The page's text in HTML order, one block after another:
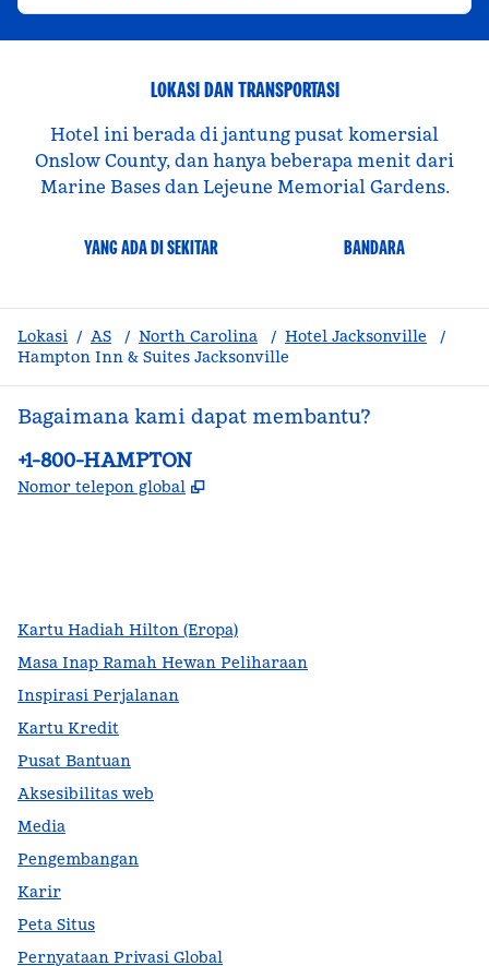
LOKASI DAN TRANSPORTASI
Hotel ini berada di jantung pusat komersial
Onslow County, dan hanya beberapa menit dari
Marine Bases dan Lejeune Memorial Gardens.
YANG ADA DI SEKITAR BANDARA
Lokasi / AS / North Carolina / Hotel Jacksonville
/
Hampton Inn & Suites Jacksonville
Bagaimana kami dapat membantu?
Telepon:
+1-800-HAMPTON
Nomor telepon global ,
Kartu Hadiah Hilton (Eropa)
Masa Inap Ramah Hewan Peliharaan
Inspirasi Perjalanan
Kartu Kredit
Pusat Bantuan
Aksesibilitas web
Media
Pengembangan
Karir
Peta Situs
Pernyataan Privasi Global